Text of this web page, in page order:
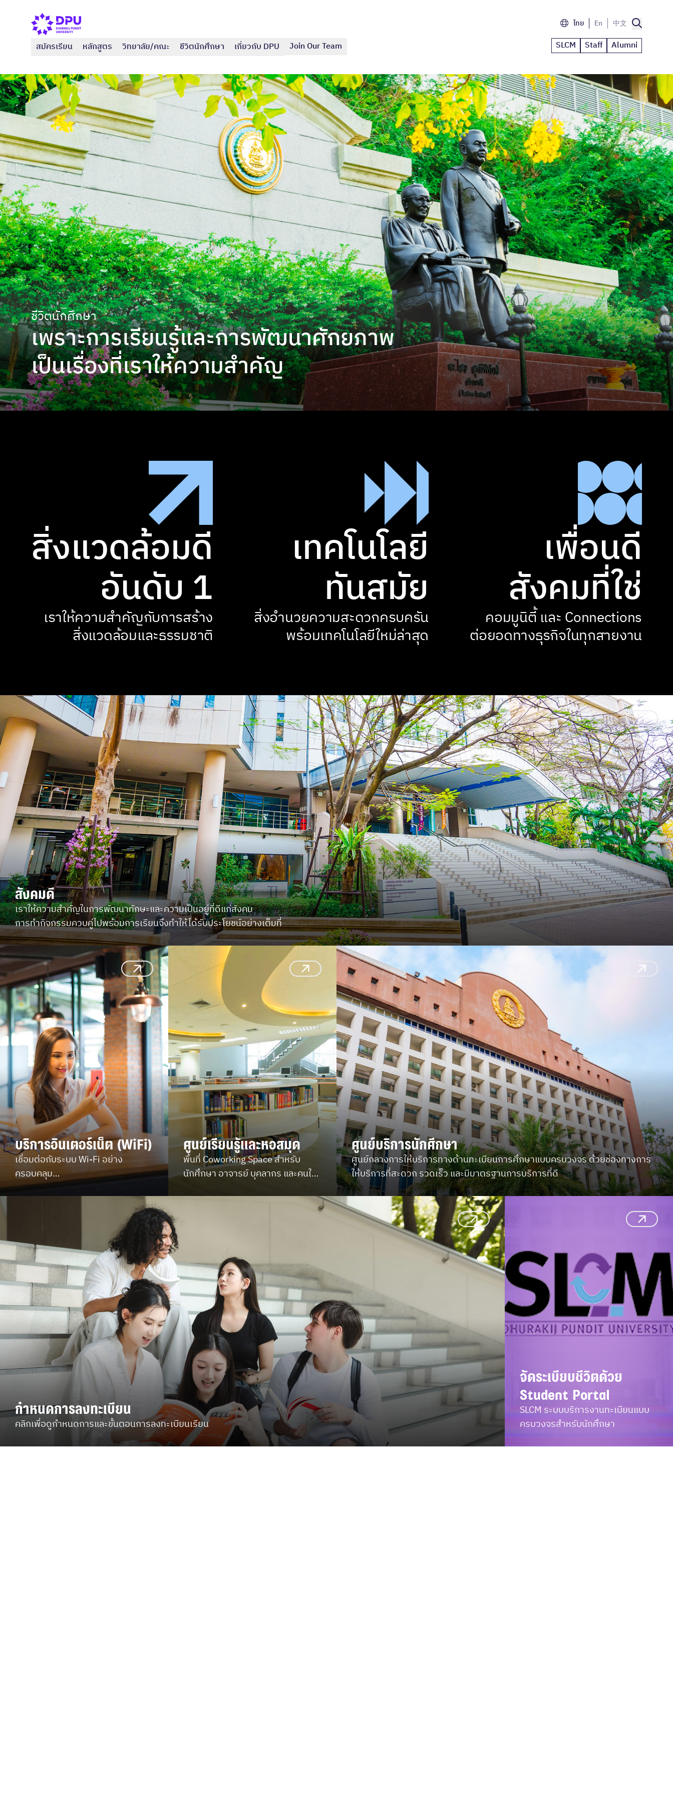
ไทย En 中文
สมัครเรียน หลักสูตร วิทยาลัย/คณะ ชีวิตนักศึกษา เกี่ยวกับ DPU Join Our Team SLCM Staff Alumni
ชีวิตนักศึกษา
เพราะการเรียนรู้และการพัฒนาศักยภาพ
เป็นเรื่องที่เราให้ความสำคัญ
สิ่งแวดล้อมดี
อันดับ 1
เราให้ความสำคัญกับการสร้าง
สิ่งแวดล้อมและธรรมชาติ
เทคโนโลยี
ทันสมัย
สิ่งอำนวยความสะดวกครบครัน
พร้อมเทคโนโลยีใหม่ล่าสุด
เพื่อนดี
สังคมที่ใช่
คอมมูนิตี้ และ Connections
ต่อยอดทางธุรกิจในทุกสายงาน
สังคมดี
เราให้ความสำคัญในการพัฒนาทักษะและความเป็นอยู่ที่ดีแก่สังคม
การทำกิจกรรมควบคู่ไปพร้อมการเรียนจึงทำให้ได้รับประโยชน์อย่างเต็มที่
บริการอินเตอร์เน็ต (WiFi)
เชื่อมต่อกับระบบ Wi-Fi อย่าง
ครอบคลุม
ได้ทุกจุดภายในมหาวิทยาลัย
ศูนย์เรียนรู้และหอสมุด
พื้นที่ Coworking Space สำหรับ
นักศึกษา อาจารย์ บุคลากร และคนใน
ศูนย์บริการนักศึกษา
ศูนย์กลางการให้บริการทางด้านทะเบียนการศึกษาแบบครบวงจร ด้วยช่องทางการ
ให้บริการที่สะดวก รวดเร็ว และมีมาตรฐานการบริการที่ดี
กำหนดการลงทะเบียน
คลิกเพื่อดูกำหนดการและขั้นตอนการลงทะเบียนเรียน
จัดระเบียบชีวิตด้วย
Student Portal
SLCM ระบบบริการงานทะเบียนแบบ
ครบวงจรสำหรับนักศึกษา